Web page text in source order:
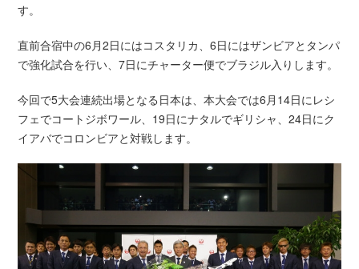
す。
直前合宿中の6月2日にはコスタリカ、6日にはザンビアとタンパ
で強化試合を行い、7日にチャーター便でブラジル入りします。
今回で5大会連続出場となる日本は、本大会では6月14日にレシ
フェでコートジボワール、19日にナタルでギリシャ、24日にク
イアバでコロンビアと対戦します。